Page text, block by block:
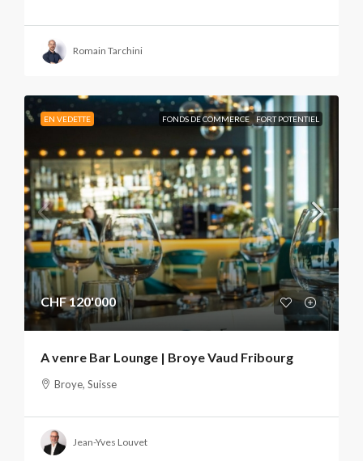
Romain Tarchini
EN VEDETTE FONDS DE COMMERCE FORT POTENTIEL
CHF 120'000
A venre Bar Lounge | Broye Vaud Fribourg
Broye, Suisse
Jean-Yves Louvet